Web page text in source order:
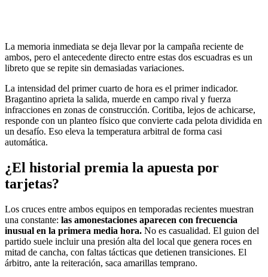
La memoria inmediata se deja llevar por la campaña reciente de
ambos, pero el antecedente directo entre estas dos escuadras es un
libreto que se repite sin demasiadas variaciones.
La intensidad del primer cuarto de hora es el primer indicador.
Bragantino aprieta la salida, muerde en campo rival y fuerza
infracciones en zonas de construcción. Coritiba, lejos de achicarse,
responde con un planteo físico que convierte cada pelota dividida en
un desafío. Eso eleva la temperatura arbitral de forma casi
automática.
¿El historial premia la apuesta por
tarjetas?
Los cruces entre ambos equipos en temporadas recientes muestran
una constante: las amonestaciones aparecen con frecuencia
inusual en la primera media hora. No es casualidad. El guion del
partido suele incluir una presión alta del local que genera roces en
mitad de cancha, con faltas tácticas que detienen transiciones. El
árbitro, ante la reiteración, saca amarillas temprano.